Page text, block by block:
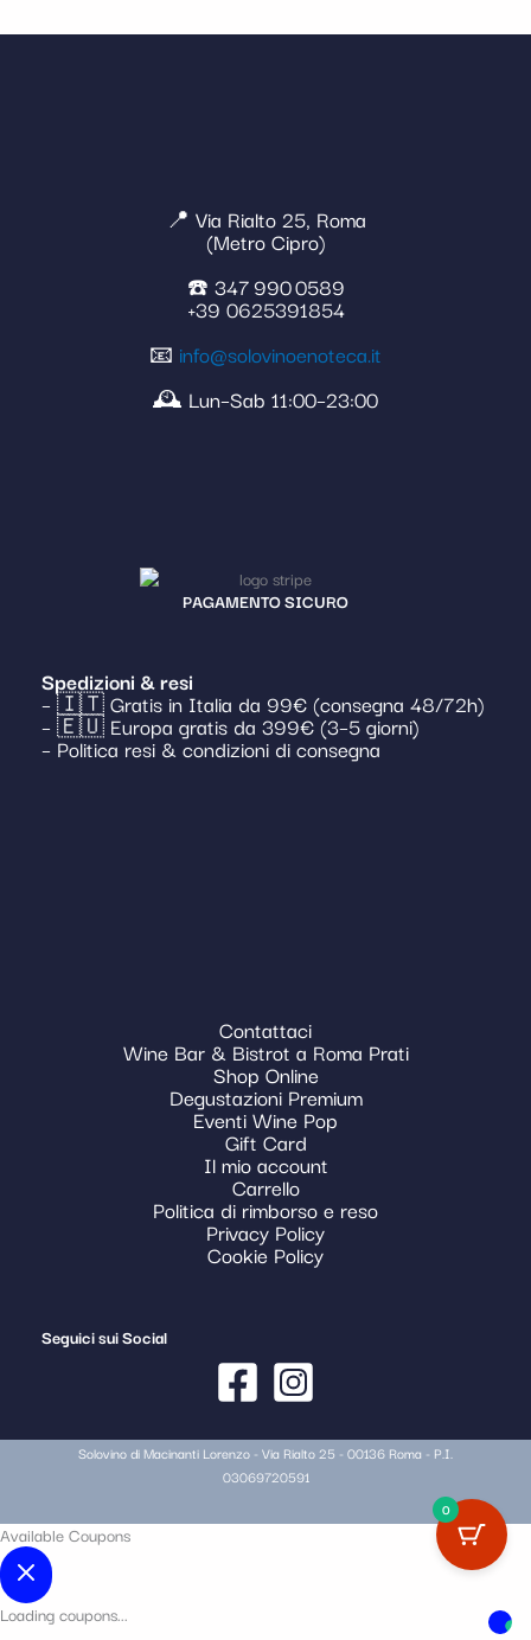
📍 Via Rialto 25, Roma
(Metro Cipro)
☎️ 347 990 0589
+39 0625391854
📧 info@solovinoenoteca.it
🕰️ Lun–Sab 11:00–23:00
PAGAMENTO SICURO
Spedizioni & resi
– 🇮🇹 Gratis in Italia da 99€ (consegna 48/72h)
– 🇪🇺 Europa gratis da 399€ (3–5 giorni)
– Politica resi & condizioni di consegna
Contattaci
Wine Bar & Bistrot a Roma Prati
Shop Online
Degustazioni Premium
Eventi Wine Pop
Gift Card
Il mio account
Carrello
Politica di rimborso e reso
Privacy Policy
Cookie Policy
Seguici sui Social
Solovino di Macinanti Lorenzo - Via Rialto 25 - 00136 Roma - P.I.
03069720591
0
Available Coupons
Loading coupons...